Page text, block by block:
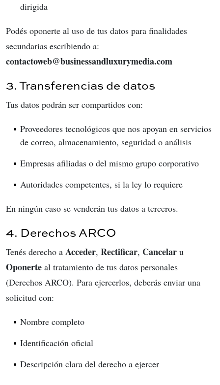
dirigida
Podés oponerte al uso de tus datos para finalidades
secundarias escribiendo a:
contactoweb@businessandluxurymedia.com
3. Transferencias de datos
Tus datos podrán ser compartidos con:
Proveedores tecnológicos que nos apoyan en servicios
de correo, almacenamiento, seguridad o análisis
Empresas afiliadas o del mismo grupo corporativo
Autoridades competentes, si la ley lo requiere
En ningún caso se venderán tus datos a terceros.
4. Derechos ARCO
Tenés derecho a Acceder, Rectificar, Cancelar u
Oponerte al tratamiento de tus datos personales
(Derechos ARCO). Para ejercerlos, deberás enviar una
solicitud con:
Nombre completo
Identificación oficial
Descripción clara del derecho a ejercer